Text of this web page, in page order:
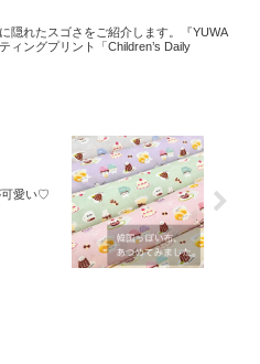
隠れたスゴさをご紹介します。『YUWA
ィングプリント「Children’s Daily
可愛い♡